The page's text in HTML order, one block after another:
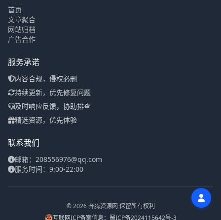
首页
文章聚合
网站归档
广告合作
服务承诺
内容合规，侵权必删
持续更新，优先修复问题
及时响应反馈，协助排查
精选资源，优先体验
联系我们
邮箱：208556976@qq.com
服务时间：9:00-22:00
© 2026 奔腾资源网 保留所有权利
互联网ICP备案信息：蜀ICP备2024115642号-3